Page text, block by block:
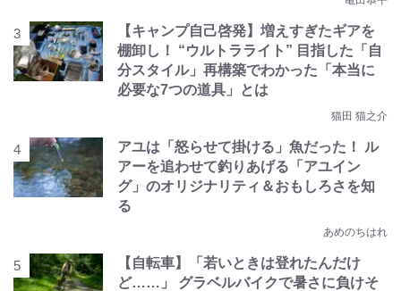
【キャンプ自己啓発】増えすぎたギアを
棚卸し！ “ウルトラライト” 目指した「自
分スタイル」再構築でわかった「本当に
必要な7つの道具」とは
猫田 猫之介
アユは「怒らせて掛ける」魚だった！ ル
アーを追わせて釣りあげる「アユイン
グ」のオリジナリティ＆おもしろさを知
る
あめのちはれ
【自転車】「若いときは登れたんだけ
ど……」 グラベルバイクで暑さに負けそ